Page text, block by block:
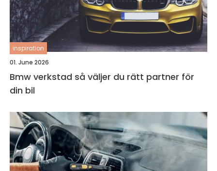
inspiration
01. June 2026
Bmw verkstad så väljer du rätt partner för
din bil